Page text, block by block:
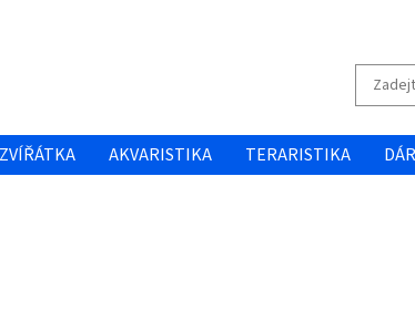
AKVARISTIKA TERARISTIKA